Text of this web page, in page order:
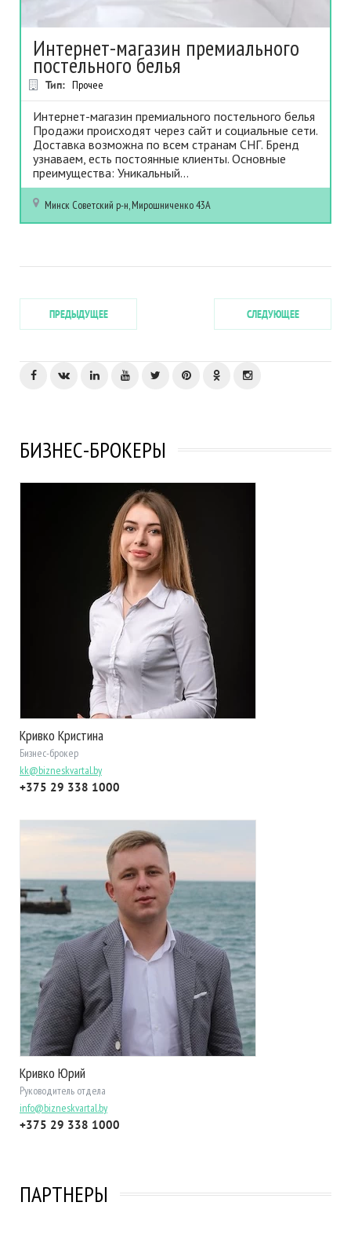
Интернет-магазин премиального
постельного белья
Тип: Прочее
Интернет-магазин премиального постельного белья
Продажи происходят через сайт и социальные сети.
Доставка возможна по всем странам СНГ. Бренд
узнаваем, есть постоянные клиенты. Основные
преимущества: Уникальный...
Минск Советский р-н, Мирошниченко 43А
ПРЕДЫДУЩЕЕ СЛЕДУЮЩЕЕ
БИЗНЕС-БРОКЕРЫ
Кривко Кристина
Бизнес-брокер
kk@bizneskvartal.by
+375 29 338 1000
Кривко Юрий
Руководитель отдела
info@bizneskvartal.by
+375 29 338 1000
ПАРТНЕРЫ